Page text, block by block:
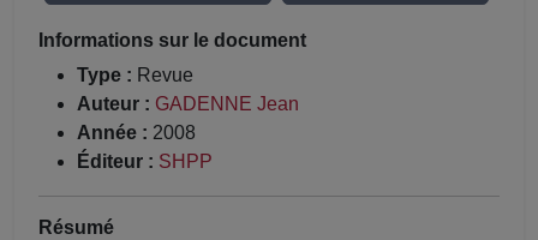
Informations sur le document
Type : Revue
Auteur : GADENNE Jean
Année : 2008
Éditeur : SHPP
Résumé